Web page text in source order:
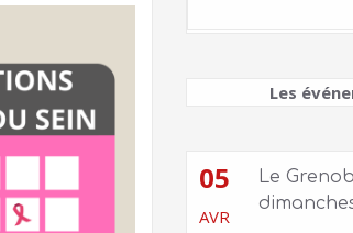
Les
05
AVR
Le